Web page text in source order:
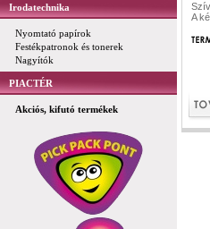
Irodatechnika
Nyomtató papírok
Festékpatronok és tonerek
Nagyítók
PIACTÉR
Akciós, kifutó termékek
A